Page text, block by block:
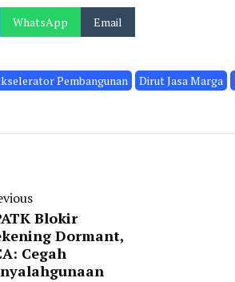
WhatsApp Email
Pembangunan Dirut Jasa Marga
Blokir
Dormant,
Cegah